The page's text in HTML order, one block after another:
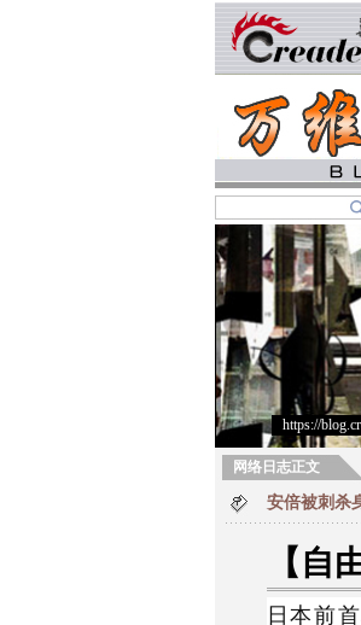
https://
网络日志正文
安倍被刺杀
【自
日本前